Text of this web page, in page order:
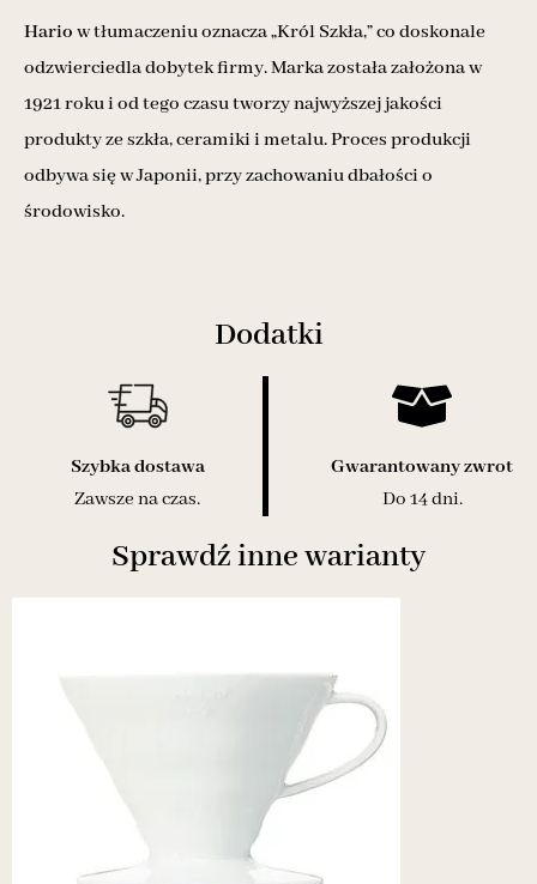
Hario w tłumaczeniu oznacza „Król Szkła,” co doskonale
odzwierciedla dobytek firmy. Marka została założona w
1921 roku i od tego czasu tworzy najwyższej jakości
produkty ze szkła, ceramiki i metalu. Proces produkcji
odbywa się w Japonii, przy zachowaniu dbałości o
środowisko.
Dodatki
Szybka dostawa
Zawsze na czas.
Gwarantowany zwrot
Do 14 dni.
Sprawdź inne warianty